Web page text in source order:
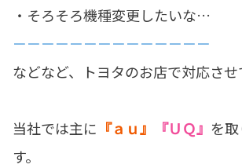
・そろそろ機種変更したいな…
－－－－－－－－－－－－－－
などなど、トヨタのお店で対応させ
当社では主に 『ａｕ』 『ＵＱ』 を
す。